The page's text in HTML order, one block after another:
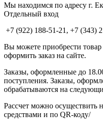
Мы находимся по адресу г.
Отдельный вход
+7 (922) 188-51-21, +7 (343)
Вы можете приобрести
оформить заказ на сайте.
Заказы, оформленные до
поступления. Заказы,
обрабатываются на
Рассчет можно
средствами и по QR-коду/